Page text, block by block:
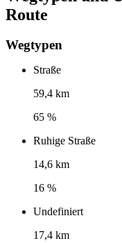
Route
Wegtypen
Straße
59,4 km
65 %
Ruhige Straße
14,6 km
16 %
Undefiniert
17,4 km